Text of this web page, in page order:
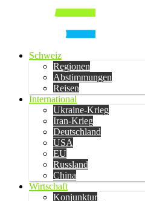
Schweiz
Regionen
Abstimmungen
Reisen
International
Ukraine-Krieg
Iran-Krieg
Deutschland
USA
EU
Russland
China
Wirtschaft
Konjunktur